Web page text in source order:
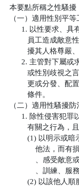
本要點所稱之性騷擾
（一）適用性別平等
1. 以性要求、
員工造成敵
擾其人格尊
2. 主管對下屬
或性別歧視
更或分發、
         條件。
（二）適用性騷擾防
1. 除性侵害犯
有關之行為
(1) 以明示
他法，
、感受
、訓練
(2) 以該他